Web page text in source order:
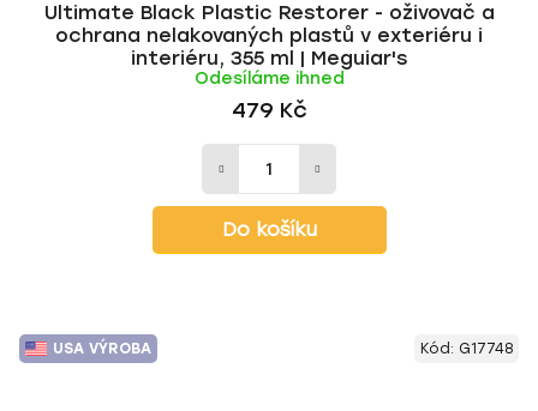
Ultimate Black Plastic Restorer - oživovač a
ochrana nelakovaných plastů v exteriéru i
interiéru, 355 ml | Meguiar's
Odesíláme ihned
479 Kč
Do košíku
USA VÝROBA Kód: G17748